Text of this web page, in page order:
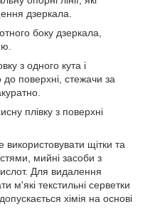
дзеркала.
боку дзеркала,
з одного кута і
поверхні, стежачи за
плівку з поверхні
використовувати щітки та
мийні засоби з
Для видалення
м'які текстильні серветки
хімія на основі